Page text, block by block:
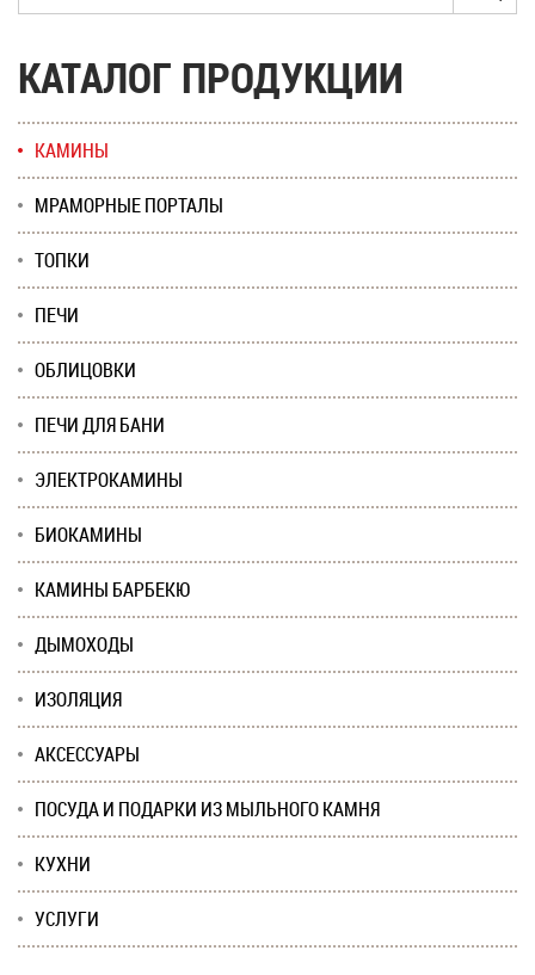
КАТАЛОГ ПРОДУКЦИИ
КАМИНЫ
МРАМОРНЫЕ ПОРТАЛЫ
ТОПКИ
ПЕЧИ
ОБЛИЦОВКИ
ПЕЧИ ДЛЯ БАНИ
ЭЛЕКТРОКАМИНЫ
БИОКАМИНЫ
КАМИНЫ БАРБЕКЮ
ДЫМОХОДЫ
ИЗОЛЯЦИЯ
АКСЕССУАРЫ
ПОСУДА И ПОДАРКИ ИЗ МЫЛЬНОГО КАМНЯ
КУХНИ
УСЛУГИ